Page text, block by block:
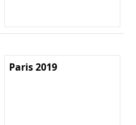
Paris 2019